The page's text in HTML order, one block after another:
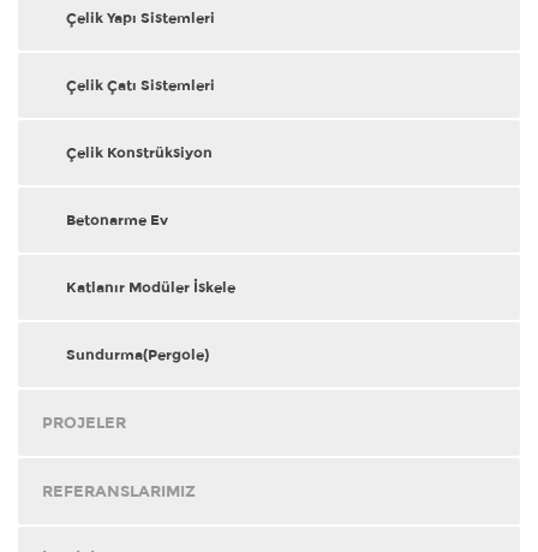
Çelik Yapı Sistemleri
Çelik Çatı Sistemleri
Çelik Konstrüksiyon
Betonarme Ev
Katlanır Modüler İskele
Sundurma(Pergole)
PROJELER
REFERANSLARIMIZ